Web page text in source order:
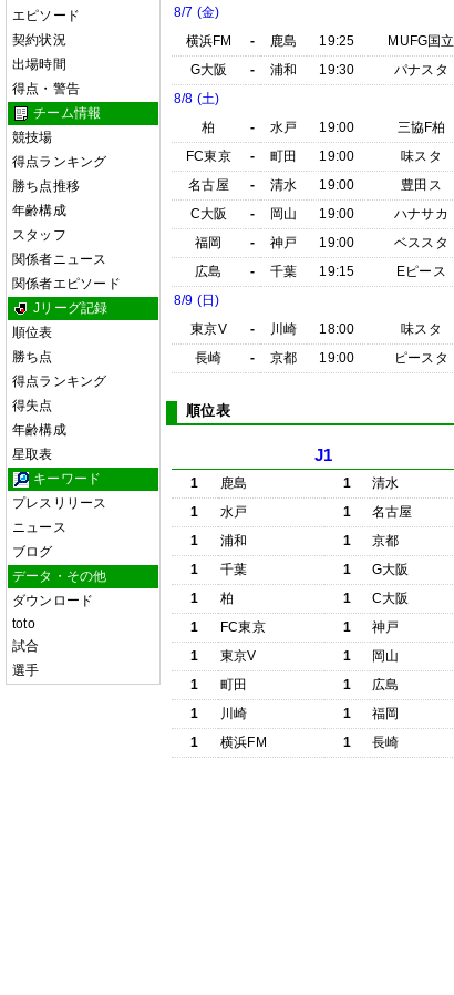
エピソード
契約状況
出場時間
得点・警告
チーム情報
競技場
得点ランキング
勝ち点推移
年齢構成
スタッフ
関係者ニュース
関係者エピソード
Jリーグ記録
順位表
勝ち点
得点ランキング
得失点
年齢構成
星取表
キーワード
プレスリリース
ニュース
ブログ
データ・その他
ダウンロード
toto
試合
選手
8/7 (金)
横浜FM
- 鹿島 19:25
MUFG国立
G大阪
- 浦和 19:30
パナスタ
8/8 (土)
柏
- 水戸 19:00
三協F柏
FC東京
- 町田 19:00
味スタ
名古屋
- 清水 19:00
豊田ス
C大阪
- 岡山 19:00
ハナサカ
福岡
- 神戸 19:00
ベススタ
広島
- 千葉 19:15
Eピース
8/9 (日)
東京V
- 川崎 18:00
味スタ
長崎
- 京都 19:00 ピースタ
順位表
J1
1 鹿島 1
清水
1
水戸 1
名古屋
1
浦和 1
京都
1
千葉 1
G大阪
1
柏 1
C大阪
1
FC東京 1
神戸
1
東京V 1
岡山
1
町田 1
広島
1
川崎 1
福岡
1
横浜FM 1 長崎